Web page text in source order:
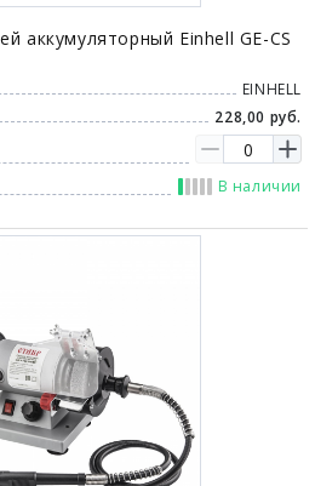
аккумуляторный Einhell GE-CS
EINHELL
228,00 руб.
В наличии